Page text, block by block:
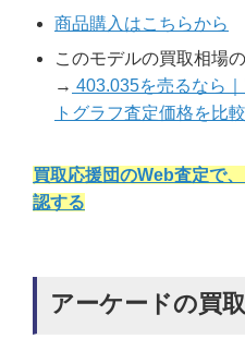
商品購入はこちらから
このモデルの買取相場
→ 403.035を売るなら
トグラフ査定価格を比較
買取応援団のWeb査定で
認する
アーケードの買